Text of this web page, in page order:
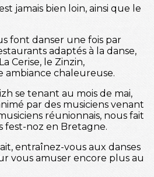
jamais bien loin, ainsi que le
font danser une fois par
adaptés à la danse,
Cerise, le Zinzin,
ambiance chaleureuse.
se tenant au mois de mai,
par des musiciens venant
réunionnais, nous fait
fest-noz en Bretagne.
entraînez-vous aux danses
vous amuser encore plus au